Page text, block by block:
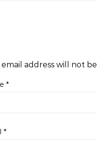
address will not
*
*